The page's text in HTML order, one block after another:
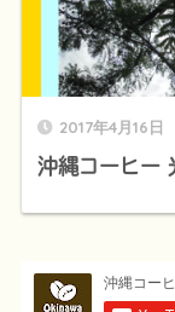
2017年4月16日
沖縄コーヒー